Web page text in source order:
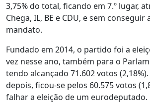
3,75% do total, ficando em 7.º lugar,
Chega, IL, BE e CDU, e sem conseguir
mandato.
Fundado em 2014, o partido foi a
vez nesse ano, também para o
tendo alcançado 71.602 votos
depois, ficou-se pelos 60.575 votos
falhar a eleição de um eurodeputado.